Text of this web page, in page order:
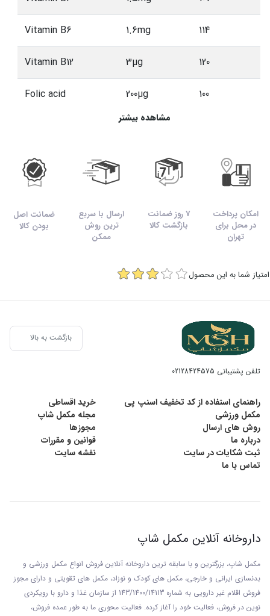
جدول ارزش غذایی قرص زینک پلاس 15 میلی گرمی یوروویتال
114
1.6mg
Vitamin B6
120
3µg
Vitamin B12
100
200µg
Folic acid
9mg
Biotin
(بپانتین)Pantothenic
موارد مصرف
حاوی زینک، ویتامین C،
، فولیک اسید و دیگر
ویتامین‌های B
حفظ سلامت پوست، مو و ناخن‌‎ها
تقویت مو و جلوگیری از ریزش مو
حفظ سلامت پوست و ترمیم سریع‌تر زخم‌ها
روش مصرفقرص زینک پلاس 15 یوروویتال
:
مشاهده بیشتر
امکان پرداخت
در محل برای
تهران
7 روز ضمانت
بازگشت کالا
ارسال با سریع
ترین روش
ممکن
ضمانت اصل
بودن کالا
امتیاز شما به این محصول
بازگشت به بالا
تلفن پشتیبانی 02128424575
راهنمای استفاده از کد تخفیف اسنپ پی
خرید اقساطی
مکمل ورزشی
مجله مکمل شاپ
روش های ارسال
مجوزها
درباره ما
قوانین و مقررات
ثبت شکایات در سایت
نقشه سایت
تماس با ما
داروخانه آنلاین مکمل شاپ
مکمل شاپ، بزرگترین و با سابقه ترین داروخانه آنلاین فروش انواع مکمل ورزشی و
بدنسازی ایرانی و خارجی، مکمل های کودک و نوزاد، مکمل های تقویتی و دارای مجوز
فروش اقلام غیر دارویی به شماره 143/1400/14113 از
سازمان غذا و دارو با رويکردی
نوين در فروش، فعاليت خود را آغاز کرده. فعاليت محوری ما به طور عمده فروش،